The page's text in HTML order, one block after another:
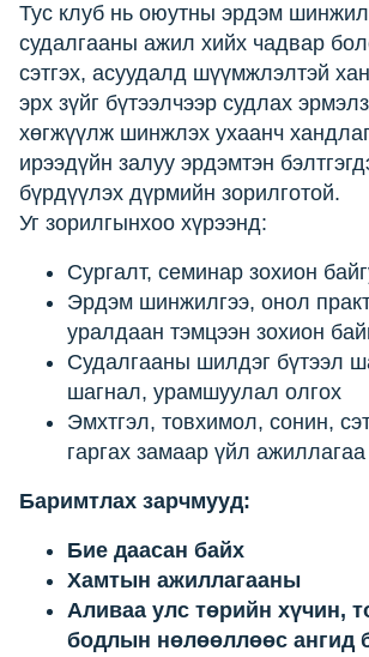
Тус клуб нь оюутны эрдэм
судалгааны ажил хийх чадвар
сэтгэх, асуудалд шүүмжлэлтэй
эрх зүйг бүтээлчээр судлах
хөгжүүлж шинжлэх ухаанч
ирээдүйн залуу эрдэмтэн
бүрдүүлэх дүрмийн зорилготой.
Уг зорилгынхоо хүрээнд:
Сургалт, семинар зохион
Эрдэм шинжилгээ, онол
уралдаан тэмцээн зохион
Судалгааны шилдэг бүтээл
шагнал, урамшуулал олгох
Эмхтгэл, товхимол, сонин,
гаргах замаар үйл ажиллагаа
Баримтлах зарчмууд:
Бие даасан байх
Хамтын ажиллагааны
Аливаа улс төрийн хүчин,
бодлын нөлөөллөөс ангид